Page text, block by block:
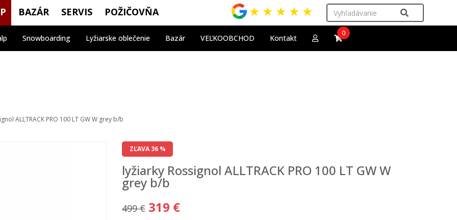
BAZÁR SERVIS POŽIČOVŇA ★ ★ ★ ★ ★
Snowboarding Lyžiarske oblečenie Bazár VEĽKOOBCHOD Kontakt
0
ALLTRACK PRO 100 LT GW W grey b/b
ZĽAVA 36 %
lyžiarky Rossignol ALLTRACK PRO 100 LT GW W
grey b/b
499 € 319 €